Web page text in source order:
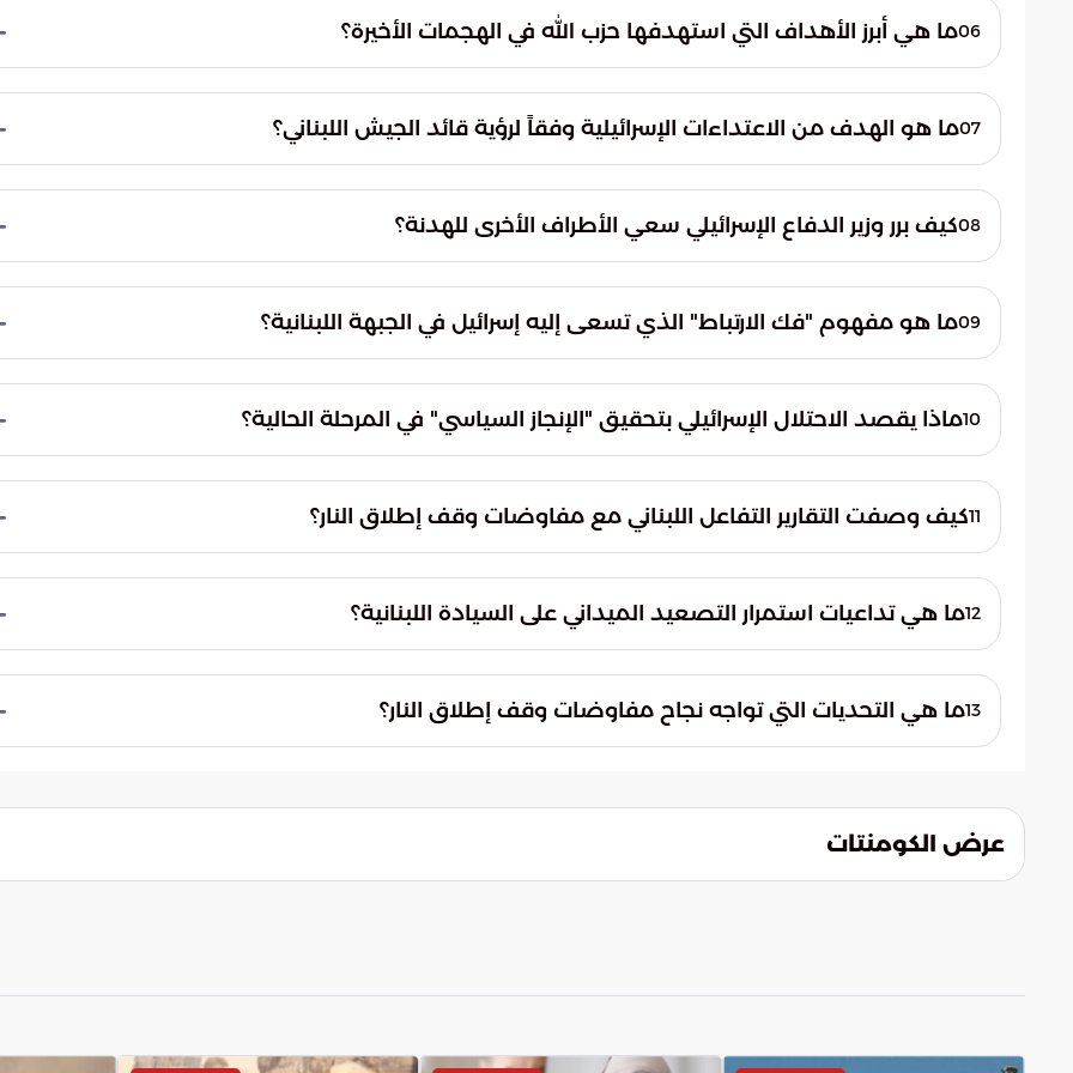
المخرج الوحيد للأزمة. ويؤكد أن الاستمرار في التصعيد العسكري لا يخدم مصلحة البلاد، بل يزيد من
تعقيد الأوضاع الأمنية والاقتصادية والسياسية التي يواجهها لبنان.
06ما هي أبرز الأهداف التي استهدفها حزب الله في الهجمات الأخيرة؟
العمليات العسكرية استهداف موقع العاصي العسكري، وهو موقع استراتيجي يواجه بلدة ميس الجبل،
مما يعكس استمرار التصعيد الميداني في المناطق الحدودية بشكل مباشر ومكثف.
07ما هو الهدف من الاعتداءات الإسرائيلية وفقاً لرؤية قائد الجيش اللبناني؟
اللبناني. وأوضح أن هذه الهجمات تسعى بشكل أساسي إلى إثارة الفتن والانقسامات الوطنية بين
اللبنانيين، مما يشكل تهديداً مباشراً للسيادة الوطنية وتماسك الجبهة الداخلية للبلاد.
08كيف برر وزير الدفاع الإسرائيلي سعي الأطراف الأخرى للهدنة؟
السبب الرئيسي الذي دفع الطرف الآخر للسعي خلف هدنة. وبحسب وجهة نظره، فإن القوة العسكرية
المفرطة والعمليات المكثفة هي التي أجبرت الخصم على التفكير في الخيارات السياسية والتهدئة.
09ما هو مفهوم "فك الارتباط" الذي تسعى إليه إسرائيل في الجبهة اللبنانية؟
وتسعى من خلال هذه الخطوة إلى ضمان عدم تأثير التحركات أو الصراعات المرتبطة بإيران على الوضع
في لبنان، مما يقلل من نطاق المواجهة الإقليمية الشاملة.
10ماذا يقصد الاحتلال الإسرائيلي بتحقيق "الإنجاز السياسي" في المرحلة الحالية؟
دبلوماسية ملموسة. وتهدف هذه الاستراتيجية إلى ضمان تحقيق شروط أمنية وسياسية تخدم
المصالح الإسرائيلية على المدى الطويل، وتكرس واقعاً جديداً يمنع عودة التهديدات السابقة.
11كيف وصفت التقارير التفاعل اللبناني مع مفاوضات وقف إطلاق النار؟
التفاؤل الحذر في ظل رغبة لبنانية رسمية في احتواء الموقف العسكري المتفجر، والبدء في مسار
دبلوماسي قد يؤدي إلى استقرار طويل الأمد على الحدود الجنوبية.
12ما هي تداعيات استمرار التصعيد الميداني على السيادة اللبنانية؟
من قدرة الدولة على التحكم في أمنها القومي. كما تؤدي هذه العمليات إلى استنزاف موارد البلاد
وزيادة الضغوط على المؤسسات العسكرية والأمنية التي تحاول الحفاظ على تماسك الدولة.
13ما هي التحديات التي تواجه نجاح مفاوضات وقف إطلاق النار؟
شروطها الخاصة، مما يجعل التوصل إلى اتفاق مستدام أمراً يتطلب توافقاً دقيقاً بين الميدان
والسياسة.
عرض الكومنتات